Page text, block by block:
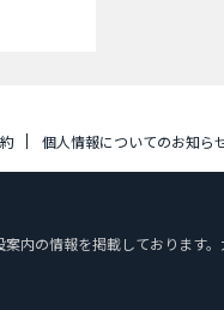
個人情報についてのお知ら
内の情報を掲載しております